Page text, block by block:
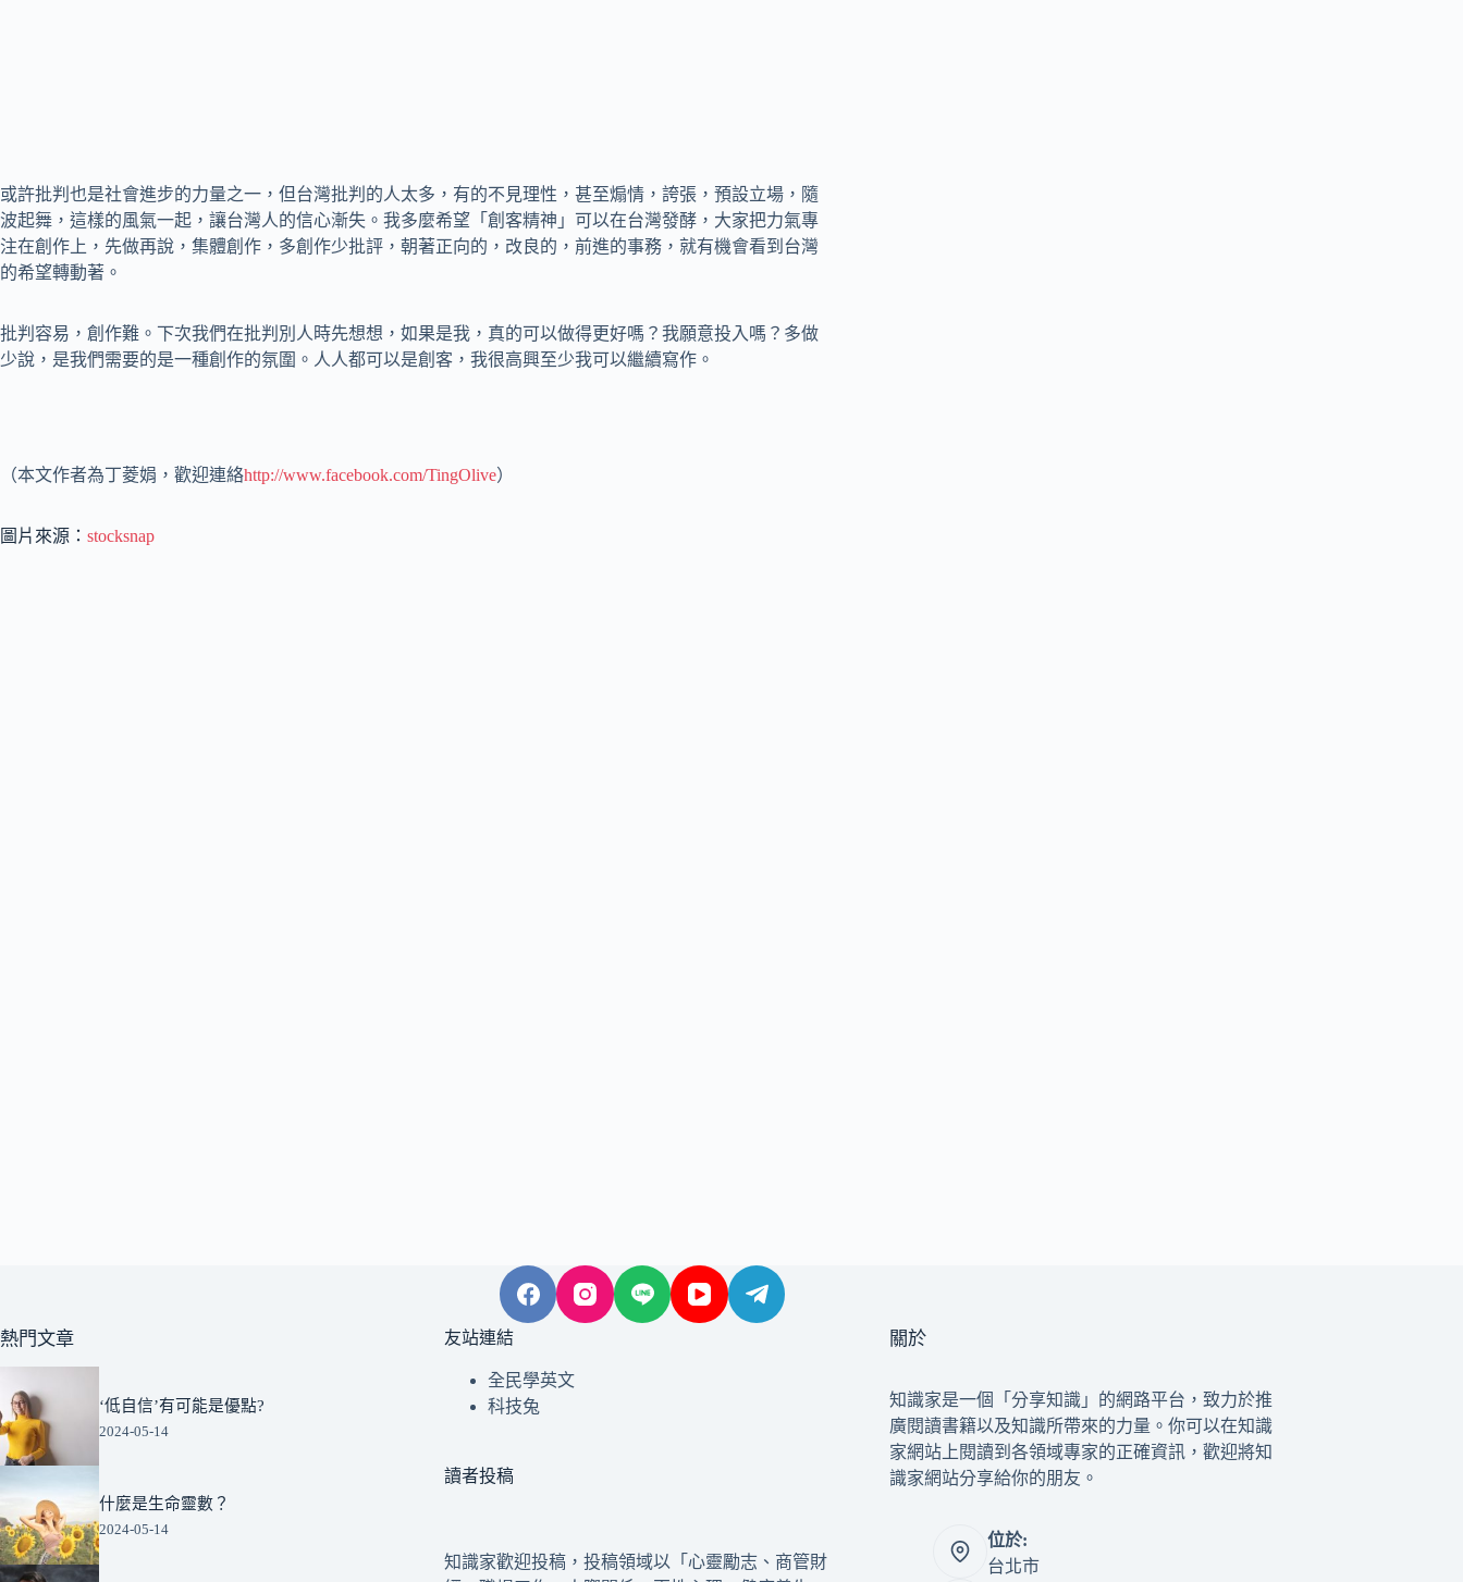
或許批判也是社會進步的力量之一，但台灣批判的人太多，有的不見理性，甚至煽情，誇張，預設立場，隨
波起舞，這樣的風氣一起，讓台灣人的信心漸失。我多麼希望「創客精神」可以在台灣發酵，大家把力氣專
注在創作上，先做再說，集體創作，多創作少批評，朝著正向的，改良的，前進的事務，就有機會看到台灣
的希望轉動著。
批判容易，創作難。下次我們在批判別人時先想想，如果是我，真的可以做得更好嗎？我願意投入嗎？多做
少說，是我們需要的是一種創作的氛圍。人人都可以是創客，我很高興至少我可以繼續寫作。
（本文作者為丁菱娟，歡迎連絡http://www.facebook.com/TingOlive）
圖片來源： stocksnap
熱門文章
‘低自信’有可能是優點?
2024-05-14
什麼是生命靈數？
2024-05-14
友站連結
全民學英文
科技兔
讀者投稿
知識家歡迎投稿，投稿領域以「心靈勵志、商管財
關於
知識家是一個「分享知識」的網路平台，致力於推
廣閱讀書籍以及知識所帶來的力量。你可以在知識
家網站上閱讀到各領域專家的正確資訊，歡迎將知
識家網站分享給你的朋友。
位於:
台北市